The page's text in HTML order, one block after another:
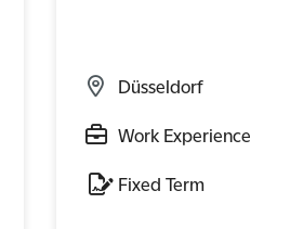
Düsseldorf
Work Experience
Fixed Term